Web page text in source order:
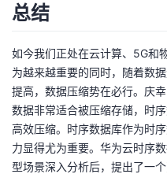
总结
如今我们正处在云计算、5G和
为越来越重要的同时，随着数
提高，数据压缩势在必行。庆
数据非常适合被压缩存储，时
高效压缩。时序数据库作为时
力显得尤为重要。华为云时序
型场景深入分析后，提出了一